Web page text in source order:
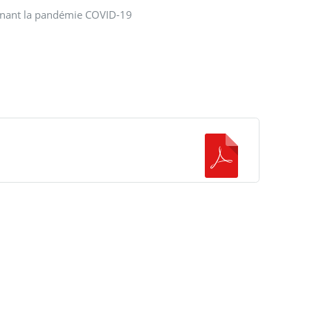
la pandémie COVID-19